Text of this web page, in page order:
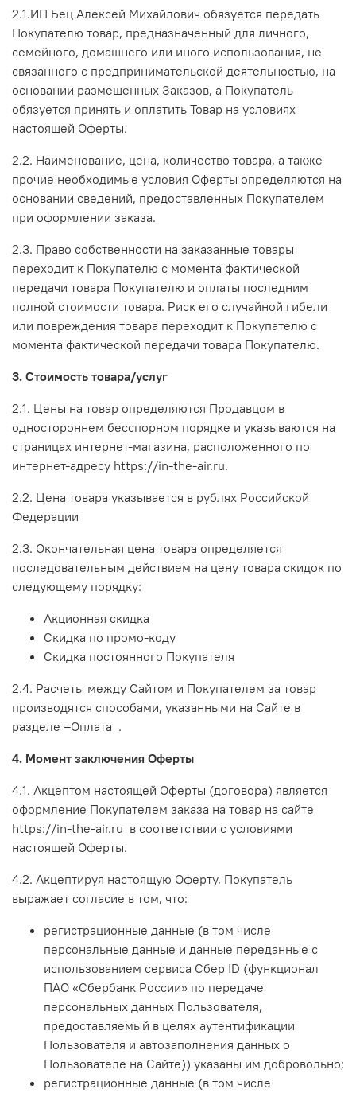
2.1.ИП Бец Алексей Михайлович обязуется передать
Покупателю товар, предназначенный для личного,
семейного, домашнего или иного использования, не
связанного с предпринимательской деятельностью, на
основании размещенных Заказов, а Покупатель
обязуется принять и оплатить Товар на условиях
настоящей Оферты.
2.2. Наименование, цена, количество товара, а также
прочие необходимые условия Оферты определяются на
основании сведений, предоставленных Покупателем
при оформлении заказа.
2.3. Право собственности на заказанные товары
переходит к Покупателю с момента фактической
передачи товара Покупателю и оплаты последним
полной стоимости товара. Риск его случайной гибели
или повреждения товара переходит к Покупателю с
момента фактической передачи товара Покупателю.
3. Стоимость товара/услуг
2.1. Цены на товар определяются Продавцом в
одностороннем бесспорном порядке и указываются на
страницах интернет-магазина, расположенного по
интернет-адресу https://in-the-air.ru.
2.2. Цена товара указывается в рублях Российской
Федерации
2.3. Окончательная цена товара определяется
последовательным действием на цену товара скидок по
следующему порядку:
Акционная скидка
Скидка по промо-коду
Скидка постоянного Покупателя
2.4. Расчеты между Сайтом и Покупателем за товар
производятся способами, указанными на Сайте в
разделе –Оплата .
4. Момент заключения Оферты
4.1. Акцептом настоящей Оферты (договора) является
оформление Покупателем заказа на товар на сайтe
https://in-the-air.ru в соответствии с условиями
настоящей Оферты.
4.2. Акцептируя настоящую Оферту, Покупатель
выражает согласие в том, что:
регистрационные данные (в том числе
персональные данные и данные переданные с
использованием сервиса Сбер ID (функционал
ПАО «Сбербанк России» по передаче
персональных данных Пользователя,
предоставляемый в целях аутентификации
Пользователя и автозаполнения данных о
Пользователе на Сайте)) указаны им добровольно;
регистрационные данные (в том числе